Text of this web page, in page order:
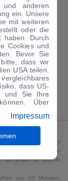
Guter Preis4
anpassen
komb. 123 g/km
Gebrauchte um den
entspricht der
der jemals an auto.de
von 60 Monaten,
anderen
ein. Unsere
mit weiteren
oder die
haben. Durch
Cookies und
Bevor Sie
dass wir
USA teilen.
dass US-
und Sie Ihre
Über
im Bereich
finden
Impressum